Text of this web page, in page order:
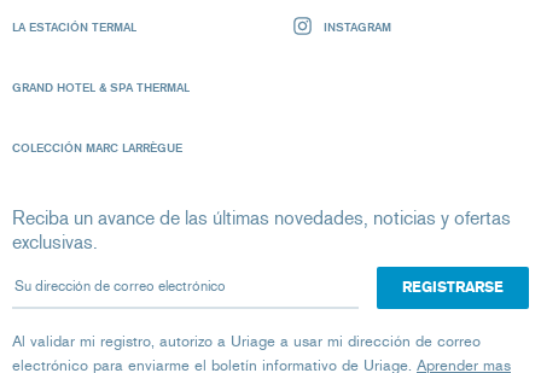
LA ESTACIÓN TERMAL
GRAND HOTEL & SPA THERMAL
COLECCIÓN MARC LARRÈGUE
INSTAGRAM
Reciba un avance de las últimas novedades, noticias y ofertas
exclusivas.
Su dirección de correo electrónico
Al validar mi registro, autorizo ​​a Uriage a usar mi dirección de correo
electrónico para enviarme el boletín informativo de Uriage. Aprender mas